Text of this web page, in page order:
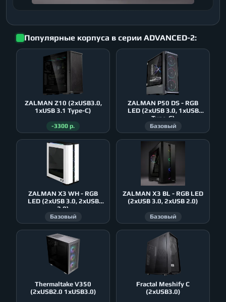
Популярные корпуса в серии ADVANCED-2:
ZALMAN Z10 (2xUSB3.0,
1xUSB 3.1 Type-C)
-3300 р.
ZALMAN P50 DS - RGB
LED (2xUSB 3.0, 1xUSB
Type-C)
Базовый
ZALMAN X3 WH - RGB
LED (2xUSB 3.0, 2xUSB
2.0)
Базовый
ZALMAN X3 BL - RGB LED
(2xUSB 3.0, 2xUSB 2.0)
Базовый
Thermaltake V350
(2xUSB2.0 1xUSB3.0)
Fractal Meshify C
(2xUSB3.0)